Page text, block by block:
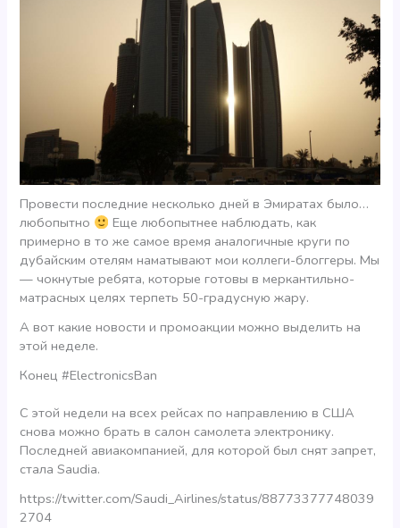
Провести последние несколько дней в Эмиратах было…
любопытно
Еще любопытнее наблюдать, как
примерно в то же самое время аналогичные круги по
дубайским отелям наматывают мои коллеги-блоггеры. Мы
— чокнутые ребята, которые готовы в меркантильно-
матрасных целях терпеть 50-градусную жару.
А вот какие новости и промоакции можно выделить на
этой неделе.
Конец #ElectronicsBan
С этой недели на всех рейсах по направлению в США
снова можно брать в салон самолета электронику.
Последней авиакомпанией, для которой был снят запрет,
стала Saudia.
https://twitter.com/Saudi_Airlines/status/88773377748039
2704